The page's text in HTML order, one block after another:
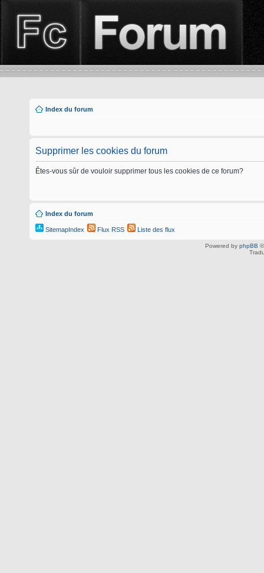
Index du forum
Supprimer les cookies du forum
Êtes-vous sûr de vouloir supprimer tous les cookies de ce forum?
Index du forum
SitemapIndex Flux RSS Liste des flux
Powered by phpBB